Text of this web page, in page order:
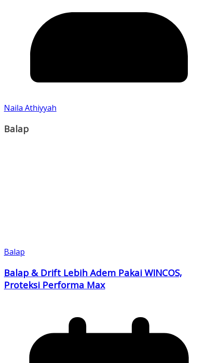
Naila Athiyyah
Balap
Balap
Balap & Drift Lebih Adem Pakai WINCOS,
Proteksi Performa Max